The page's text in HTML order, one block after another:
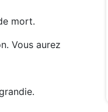
mort.
Vous aurez